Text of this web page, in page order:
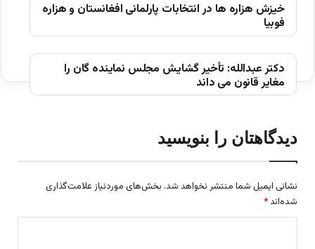
خیزش ھزاره ھا در انتخابات پارلمانی افغانستان و ھزاره
فوبیا
دکتر عبدالله: تأخیر گشایش مجلس نماینده گان را
مغایر قانون می داند
دیدگاهتان را بنویسید
نشانی ایمیل شما منتشر نخواهد شد. بخش‌های موردنیاز علامت‌گذاری
شده‌اند *